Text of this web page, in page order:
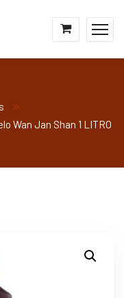
Wan Jan Shan 1 LITRO